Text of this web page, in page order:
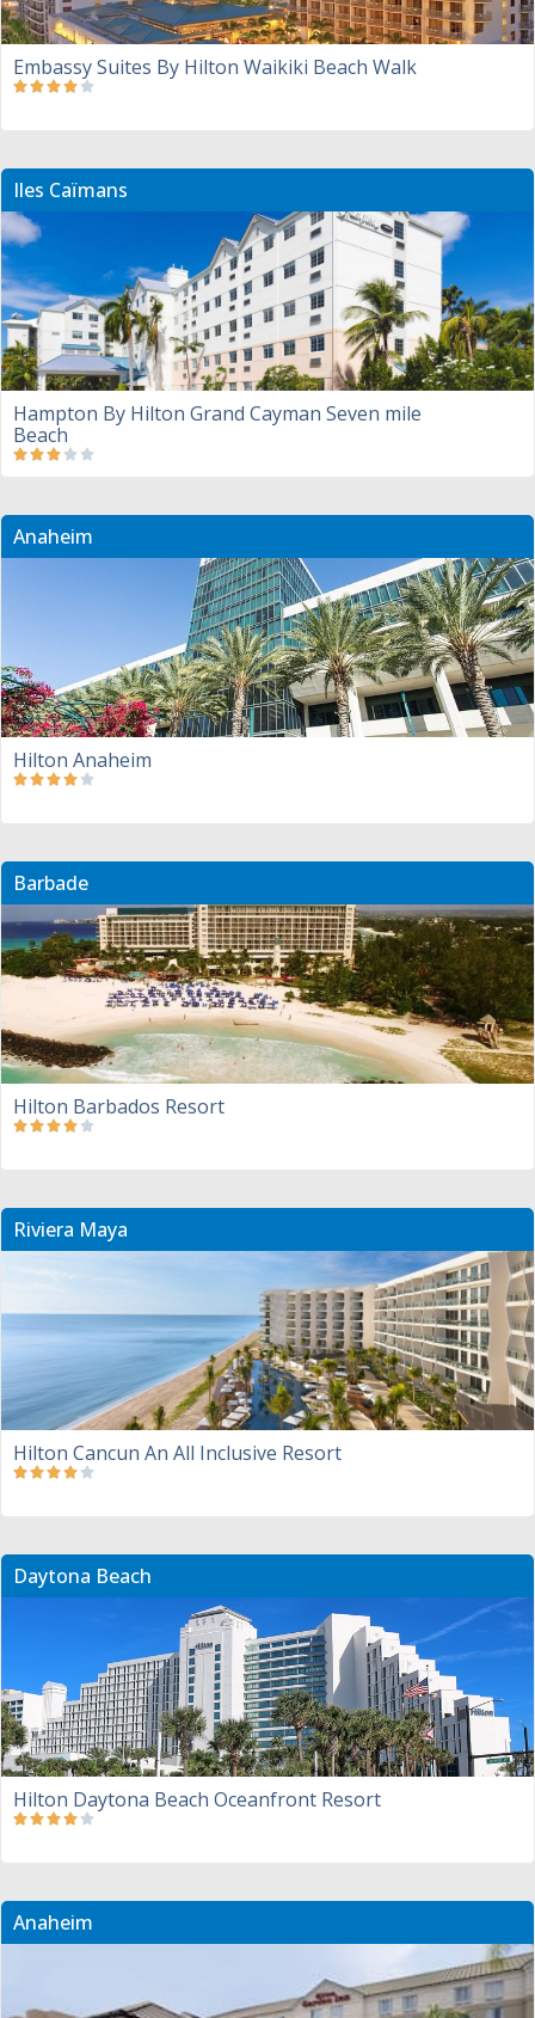
Embassy Suites By Hilton Waikiki Beach Walk
Iles Caïmans
Hampton By Hilton Grand Cayman Seven mile
Beach
Anaheim
Hilton Anaheim
Barbade
Hilton Barbados Resort
Riviera Maya
Hilton Cancun An All Inclusive Resort
Daytona Beach
Hilton Daytona Beach Oceanfront Resort
Anaheim